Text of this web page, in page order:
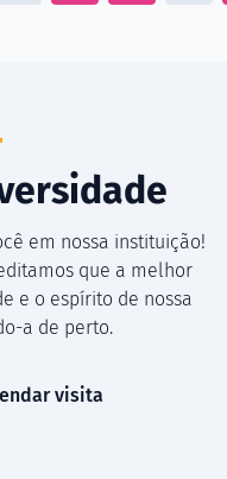
em nossa instituição!
que a melhor
e o espírito de nossa
a de perto.
visita